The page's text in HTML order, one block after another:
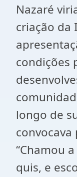
Nazaré
criação da
condições
longo de
“Chamou
quis, e